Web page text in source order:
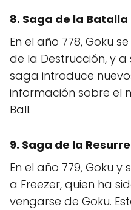
8. Saga de la Batalla
En el año 778, Goku
de la Destrucción, y a
saga introduce
información sobre el
Ball.
9. Saga de la
En el año 779, Goku
a Freezer, quien ha
vengarse de Goku.